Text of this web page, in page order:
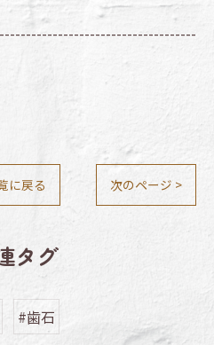
に戻る 次のページ >
タグ
#歯石